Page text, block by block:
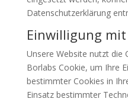
Datenschutzerklärung
Einwilligung
Unsere Website nutzt die
Borlabs Cookie, um Ihre
bestimmter Cookies in
Einsatz bestimmter